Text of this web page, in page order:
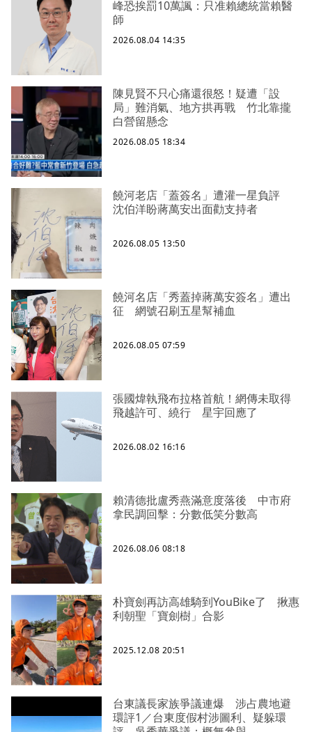
峰恐挨罰10萬諷：只准賴總統當賴醫
師
2026.08.04 14:35
陳見賢不只心痛還很怒！疑遭「設
局」難消氣、地方拱再戰 竹北靠攏
白營留懸念
2026.08.05 18:34
饒河老店「蓋簽名」遭灌一星負評
沈伯洋盼蔣萬安出面勸支持者
2026.08.05 13:50
饒河名店「秀蓋掉蔣萬安簽名」遭出
征 網號召刷五星幫補血
2026.08.05 07:59
張國煒執飛布拉格首航！網傳未取得
飛越許可、繞行 星宇回應了
2026.08.02 16:16
賴清德批盧秀燕滿意度落後 中市府
拿民調回擊：分數低笑分數高
2026.08.06 08:18
朴寶劍再訪高雄騎到YouBike了 揪惠
利朝聖「寶劍樹」合影
2025.12.08 20:51
台東議長家族爭議連爆 涉占農地避
環評1／台東度假村涉圖利、疑躲環